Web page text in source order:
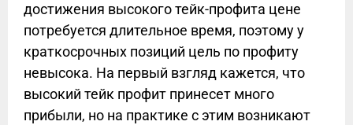
достижения высокого тейк-профита цене
потребуется длительное время, поэтому у
краткосрочных позиций цель по профиту
невысока. На первый взгляд кажется, что
высокий тейк профит принесет много
прибыли, но на практике с этим возникают